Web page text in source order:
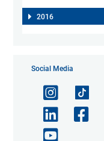
2016
Social Media